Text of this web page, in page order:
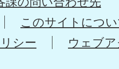
このサイトにつ
シー
ウェブ